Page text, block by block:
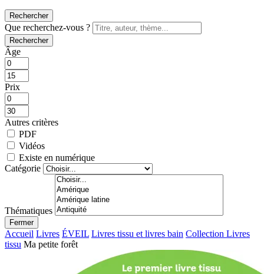
Rechercher
Que recherchez-vous ?
Rechercher
Âge
Prix
Autres critères
PDF
Vidéos
Existe en numérique
Catégorie
Thématiques
Fermer
Accueil Livres ÉVEIL Livres tissu et livres bain Collection Livres
tissu Ma petite forêt